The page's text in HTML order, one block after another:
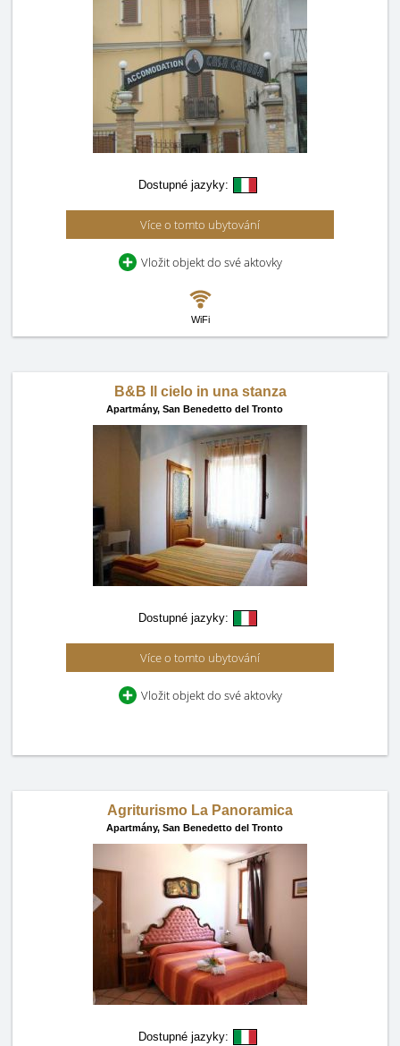
Dostupné jazyky:
Více o tomto ubytování
Vložit objekt do své aktovky
WiFi
B&B Il cielo in una stanza
Apartmány, San Benedetto del Tronto
Dostupné jazyky:
Více o tomto ubytování
Vložit objekt do své aktovky
Agriturismo La Panoramica
Apartmány, San Benedetto del Tronto
Dostupné jazyky: